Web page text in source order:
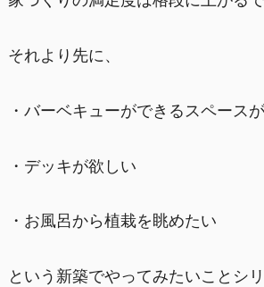
それより先に、
・バーベキューができるスペース
・デッキが欲しい
・お風呂から植栽を眺めたい
という新築でやってみたいことシリ